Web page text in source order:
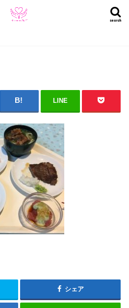
search
LINE
シェア